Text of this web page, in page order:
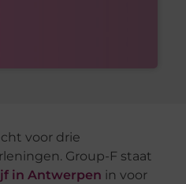
voor drie
Group-F staat
in Antwerpen in voor